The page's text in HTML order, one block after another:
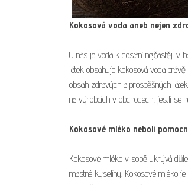
Kokosová voda aneb nejen
U nás je voda k dostání nejčastěji v
látek obsahuje kokosová voda
obsah zdravých a prospěšných
na výrobcích v obchodech, jestli se
Kokosové mléko neboli
Kokosové mléko v sobě ukrývá
mastné kyseliny. Kokosové mléko